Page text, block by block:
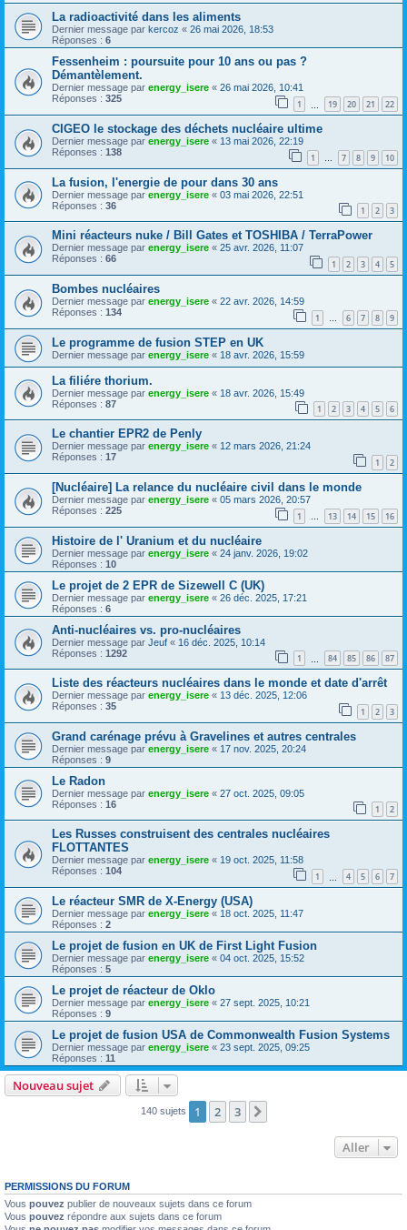
La radioactivité dans les aliments
Dernier message par kercoz « 26 mai 2026, 18:53
Réponses : 6
Fessenheim : poursuite pour 10 ans ou pas ?
Démantèlement.
Dernier message par energy_isere « 26 mai 2026, 10:41
Réponses : 325 1 19 20 21 22
CIGEO le stockage des déchets nucléaire ultime
Dernier message par energy_isere « 13 mai 2026, 22:19
Réponses : 138 1 … 7 8 9 10
La fusion, l'energie de pour dans 30 ans
Dernier message par energy_isere « 03 mai 2026, 22:51
Réponses : 36 1 2 3
Mini réacteurs nuke / Bill Gates et TOSHIBA / TerraPower
Dernier message par energy_isere « 25 avr. 2026, 11:07
Réponses : 66 1 2 3 4 5
Bombes nucléaires
Dernier message par energy_isere « 22 avr. 2026, 14:59
Réponses : 134 1 … 6 7 8 9
Le programme de fusion STEP en UK
Dernier message par energy_isere « 18 avr. 2026, 15:59
La filiére thorium.
Dernier message par energy_isere « 18 avr. 2026, 15:49
Réponses : 87 1 2 3 4 5 6
Le chantier EPR2 de Penly
Dernier message par energy_isere « 12 mars 2026, 21:24
Réponses : 17 1 2
[Nucléaire] La relance du nucléaire civil dans le monde
Dernier message par energy_isere « 05 mars 2026, 20:57
Réponses : 225 1 … 13 14 15 16
Histoire de l' Uranium et du nucléaire
Dernier message par energy_isere « 24 janv. 2026, 19:02
Réponses : 10
Le projet de 2 EPR de Sizewell C (UK)
Dernier message par energy_isere « 26 déc. 2025, 17:21
Réponses : 6
Anti-nucléaires vs. pro-nucléaires
Dernier message par Jeuf « 16 déc. 2025, 10:14
Réponses : 1292 1 84 85 86 87
Liste des réacteurs nucléaires dans le monde et date d'arrêt
Dernier message par energy_isere « 13 déc. 2025, 12:06
Réponses : 35 1 2 3
Grand carénage prévu à Gravelines et autres centrales
Dernier message par energy_isere « 17 nov. 2025, 20:24
Réponses : 9
Le Radon
Dernier message par energy_isere « 27 oct. 2025, 09:05
Réponses : 16 1 2
Les Russes construisent des centrales nucléaires
FLOTTANTES
Dernier message par energy_isere « 19 oct. 2025, 11:58
Réponses : 104 1 4 5 6 7
Le réacteur SMR de X-Energy (USA)
Dernier message par energy_isere « 18 oct. 2025, 11:47
Réponses : 2
Le projet de fusion en UK de First Light Fusion
Dernier message par energy_isere « 04 oct. 2025, 15:52
Réponses : 5
Le projet de réacteur de Oklo
Dernier message par energy_isere « 27 sept. 2025, 10:21
Réponses : 9
Le projet de fusion USA de Commonwealth Fusion Systems
Dernier message par energy_isere « 23 sept. 2025, 09:25
Réponses : 11
Nouveau sujet
140 sujets 1 2 3
Aller
PERMISSIONS DU FORUM
Vous pouvez publier de nouveaux sujets dans ce forum
Vous pouvez répondre aux sujets dans ce forum